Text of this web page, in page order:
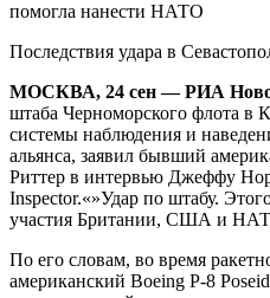
Последствия удара в
МОСКВА, 24 сен — РИА
штаба Черноморского флота в
системы наблюдения и
альянса, заявил бывший
Риттер в интервью Джеффу
Inspector.«»Удар по штабу.
участия Британии, США и
По его словам, во время
американский Boeing P-8